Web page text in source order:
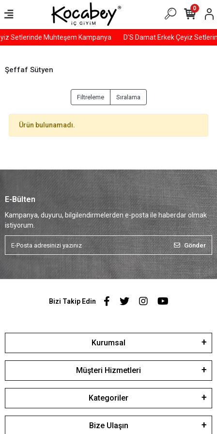
Setlerinde Muhteşem Kampanya D'S Damat Erkek Çeyiz
0
Şeffaf Sütyen
Filtreleme Sıralama
Ürün bulunamadı.
E-Bülten
Kampanya, duyuru, bilgilendirmelerden e-posta ile haberdar olmak
istiyorum.
Gönder
Bizi Takip Edin
Kurumsal
Müşteri Hizmetleri
Kategoriler
Bize Ulaşın